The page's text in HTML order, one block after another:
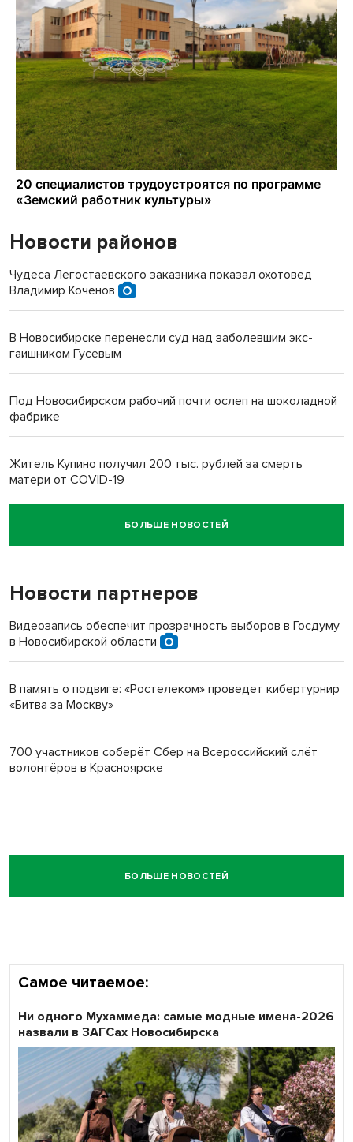
Новости районов
Чудеса Легостаевского заказника показал охотовед
Владимир Коченов
В Новосибирске перенесли суд над заболевшим экс-
гаишником Гусевым
Под Новосибирском рабочий почти ослеп на шоколадной
фабрике
Житель Купино получил 200 тыс. рублей за смерть
матери от COVID-19
Новосибирский суд наказал водителя за смерть
пенсионерки на вокзале
БОЛЬШЕ НОВОСТЕЙ
Новости партнеров
Видеозапись обеспечит прозрачность выборов в Госдуму
в Новосибирской области
В память о подвиге: «Ростелеком» проведет кибертурнир
«Битва за Москву»
700 участников соберёт Сбер на Всероссийский слёт
волонтёров в Красноярске
БОЛЬШЕ НОВОСТЕЙ
Самое читаемое:
Ни одного Мухаммеда: самые модные имена-2026
назвали в ЗАГСах Новосибирска